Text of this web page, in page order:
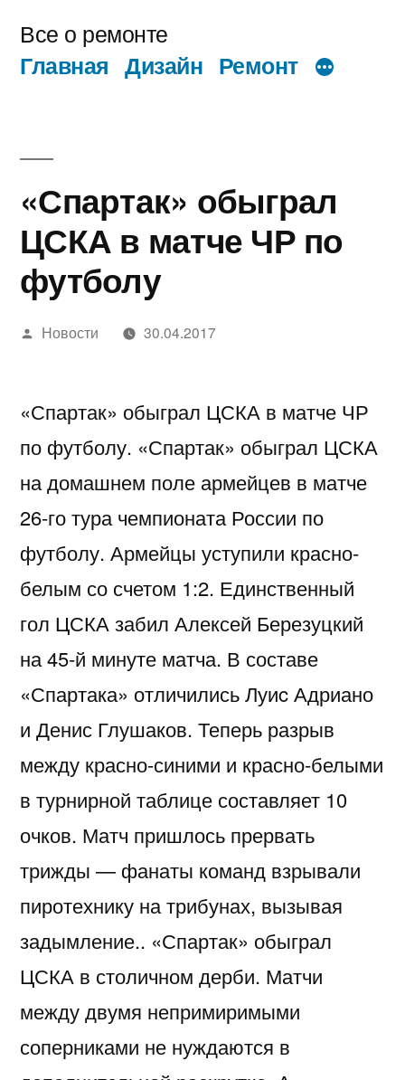
содержимому
Все о ремонте
Главная Дизайн Ремонт
«Спартак» обыграл
ЦСКА в матче ЧР по
футболу
Написано
Новости 30.04.2017
«Спартак» обыграл ЦСКА в матче ЧР
по футболу. «Спартак» обыграл ЦСКА
на домашнем поле армейцев в матче
26-го тура чемпионата России по
футболу. Армейцы уступили красно-
белым со счетом 1:2. Единственный
гол ЦСКА забил Алексей Березуцкий
на 45-й минуте матча. В составе
«Спартака» отличились Луиc Адриано
и Денис Глушаков. Теперь разрыв
между красно-синими и красно-белыми
в турнирной таблице составляет 10
очков. Матч пришлось прервать
трижды — фанаты команд взрывали
пиротехнику на трибунах, вызывая
задымление.. «Спартак» обыграл
ЦСКА в столичном дерби. Матчи
между двумя непримиримыми
соперниками не нуждаются в